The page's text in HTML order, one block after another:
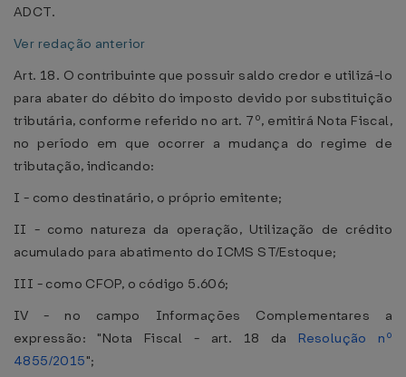
ADCT.
Ver redação anterior
Art. 18. O contribuinte que possuir saldo credor e utilizá-lo
para abater do débito do imposto devido por substituição
tributária, conforme referido no art. 7º, emitirá Nota Fiscal,
no período em que ocorrer a mudança do regime de
tributação, indicando:
I - como destinatário, o próprio emitente;
II - como natureza da operação, Utilização de crédito
acumulado para abatimento do ICMS ST/Estoque;
III - como CFOP, o código 5.606;
IV - no campo Informações Complementares a
expressão: "Nota Fiscal - art. 18 da Resolução nº
4855/2015";